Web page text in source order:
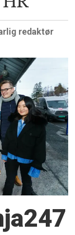
redaktør